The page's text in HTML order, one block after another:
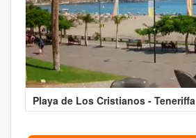
Playa de Los Cristianos - Teneriffa